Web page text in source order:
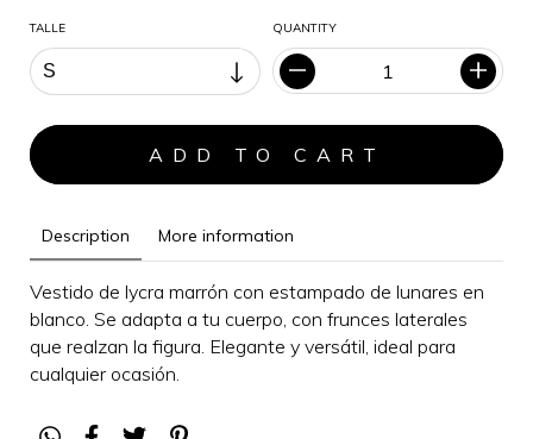
TALLE QUANTITY
Description More information
Vestido de lycra marrón con estampado de lunares en
blanco. Se adapta a tu cuerpo, con frunces laterales
que realzan la figura. Elegante y versátil, ideal para
cualquier ocasión.